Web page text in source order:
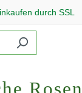
durch SSL
Rosen